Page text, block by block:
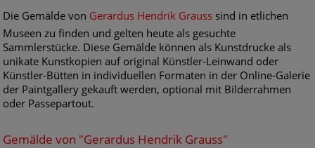
Die Gemälde von Gerardus Hendrik Grauss sind in etlichen
Museen zu finden und gelten heute als gesuchte
Sammlerstücke. Diese Gemälde können als Kunstdrucke als
unikate Kunstkopien auf original Künstler-Leinwand oder
Künstler-Bütten in individuellen Formaten in der Online-Galerie
der Paintgallery gekauft werden, optional mit Bilderrahmen
oder Passepartout.
Gemälde von "Gerardus Hendrik Grauss"